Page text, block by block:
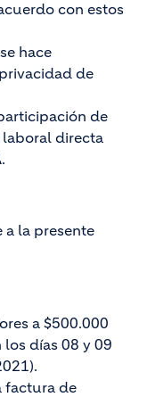
con estos
hace
de
de
directa
a la presente
a $500.000
días 08 y 09
factura de